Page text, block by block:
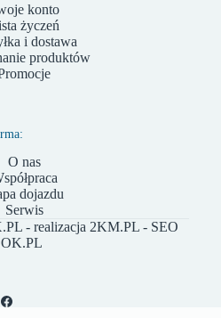
konto
życzeń
i dostawa
produktów
O nas
dojazdu
Serwis
- realizacja 2KM.PL - SEO